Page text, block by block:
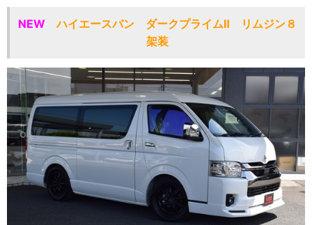
NEW ハイエースバン ダークプライムⅡ リムジン８
架装